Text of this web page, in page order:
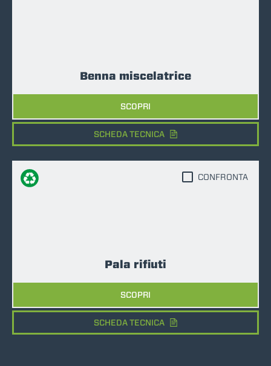
Benna miscelatrice
SCOPRI
SCHEDA TECNICA
Pala rifiuti
SCOPRI
CONFRONTA
SCHEDA TECNICA